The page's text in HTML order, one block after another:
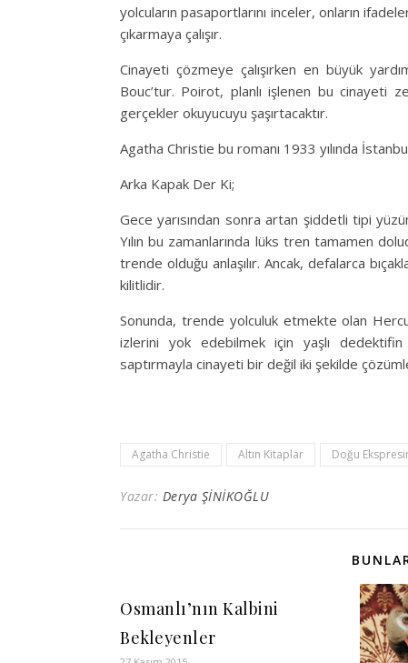
yolcuların pasaportlarını inceler, onların
çıkarmaya çalışır.
Cinayeti çözmeye çalışırken en büyük
Bouc’tur. Poirot, planlı işlenen bu cinayeti
gerçekler okuyucuyu şaşırtacaktır.
Agatha Christie bu romanı 1933 yılında
Arka Kapak Der Ki;
Gece yarısından sonra artan şiddetli tipi
Yılın bu zamanlarında lüks tren tamamen
trende olduğu anlaşılır. Ancak, defalarca
kilitlidir.
Sonunda, trende yolculuk etmekte olan
izlerini yok edebilmek için yaşlı dedektifin
saptırmayla cinayeti bir değil iki şekilde
Agatha Christie Altın Kitaplar Doğu
Yazar: Derya ŞİNİKOĞLU
Osmanlı’nın Kalbini
Bekleyenler